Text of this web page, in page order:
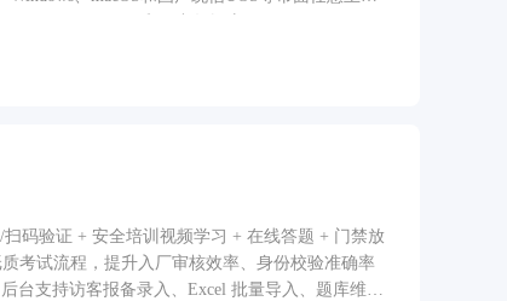
码验证 + 安全培训视频学习 + 在线答题 + 门禁放
考试流程，提升入厂审核效率、身份校验准确率
台支持访客报备录入、Excel 批量导入、题库维